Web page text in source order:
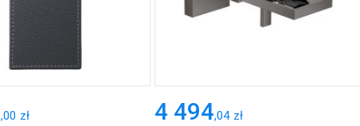
,00 zł 4 494,04 zł